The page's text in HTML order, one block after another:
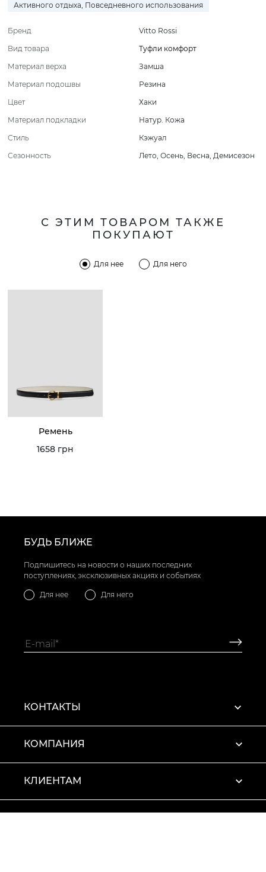
Активного отдыха, Повседневного использования
Бренд
Vitto Rossi
Вид товара
Туфли комфорт
Материал верха
Замша
Материал подошвы
Резина
Цвет
Хаки
Материал подкладки
Натур. Кожа
Стиль
Кэжуал
Сезонность
Лето, Осень, Весна, Демисезон
С ЭТИМ ТОВАРОМ ТАКЖЕ
ПОКУПАЮТ
Для нее Для него
Ремень
1658 грн
БУДЬ БЛИЖЕ
Подпишитесь на новости о наших последних
поступлениях, эксклюзивных акциях и событиях
Для нее Для него
КОНТАКТЫ
КОМПАНИЯ
КЛИЕНТАМ